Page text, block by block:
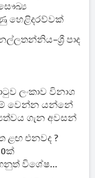
හෙළිදරව්වක්
පාද
ලංකාව විනාශ
ගැන අවසන්
ළඟ එනවද ?
විශේෂ